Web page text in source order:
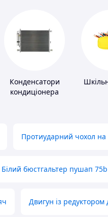
Конденсатори
кондиціонера
Протиударний чохол на
Білий бюстгальтер пушап 75b
Двигун із редуктором